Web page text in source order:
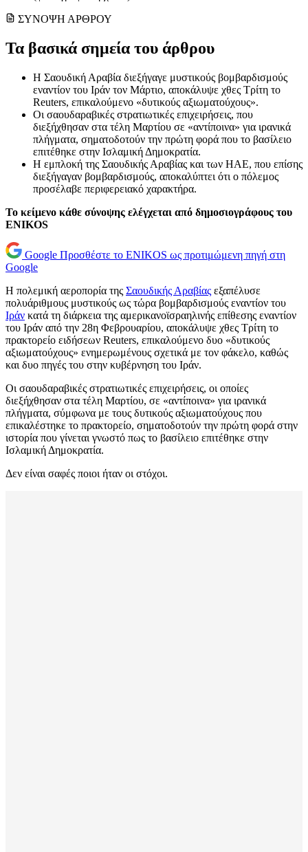
ΣΥΝΟΨΗ ΑΡΘΡΟΥ
Τα βασικά σημεία του άρθρου
Η Σαουδική Αραβία διεξήγαγε μυστικούς βομβαρδισμούς
εναντίον του Ιράν τον Μάρτιο, αποκάλυψε χθες Τρίτη το
Reuters, επικαλούμενο «δυτικούς αξιωματούχους».
Οι σαουδαραβικές στρατιωτικές επιχειρήσεις, που
διεξήχθησαν στα τέλη Μαρτίου σε «αντίποινα» για ιρανικά
πλήγματα, σηματοδοτούν την πρώτη φορά που το βασίλειο
επιτέθηκε στην Ισλαμική Δημοκρατία.
Η εμπλοκή της Σαουδικής Αραβίας και των ΗΑΕ, που επίσης
διεξήγαγαν βομβαρδισμούς, αποκαλύπτει ότι ο πόλεμος
προσέλαβε περιφερειακό χαρακτήρα.
Το κείμενο κάθε σύνοψης ελέγχεται από δημοσιογράφους του
ENIKOS
Google Προσθέστε το ENIKOS ως προτιμώμενη πηγή στη
Google
Η πολεμική αεροπορία της Σαουδικής Αραβίας εξαπέλυσε
πολυάριθμους μυστικούς ως τώρα βομβαρδισμούς εναντίον του
Ιράν κατά τη διάρκεια της αμερικανοϊσραηλινής επίθεσης εναντίον
του Ιράν από την 28η Φεβρουαρίου, αποκάλυψε χθες Τρίτη το
πρακτορείο ειδήσεων Reuters, επικαλούμενο δυο «δυτικούς
αξιωματούχους» ενημερωμένους σχετικά με τον φάκελο, καθώς
και δυο πηγές του στην κυβέρνηση του Ιράν.
Οι σαουδαραβικές στρατιωτικές επιχειρήσεις, οι οποίες
διεξήχθησαν στα τέλη Μαρτίου, σε «αντίποινα» για ιρανικά
πλήγματα, σύμφωνα με τους δυτικούς αξιωματούχους που
επικαλέστηκε το πρακτορείο, σηματοδοτούν την πρώτη φορά στην
ιστορία που γίνεται γνωστό πως το βασίλειο επιτέθηκε στην
Ισλαμική Δημοκρατία.
Δεν είναι σαφές ποιοι ήταν οι στόχοι.